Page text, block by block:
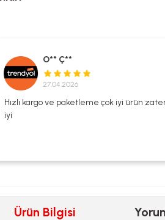
çok iyi ürün zaten kalitesi çok
Ürün Bilgisi